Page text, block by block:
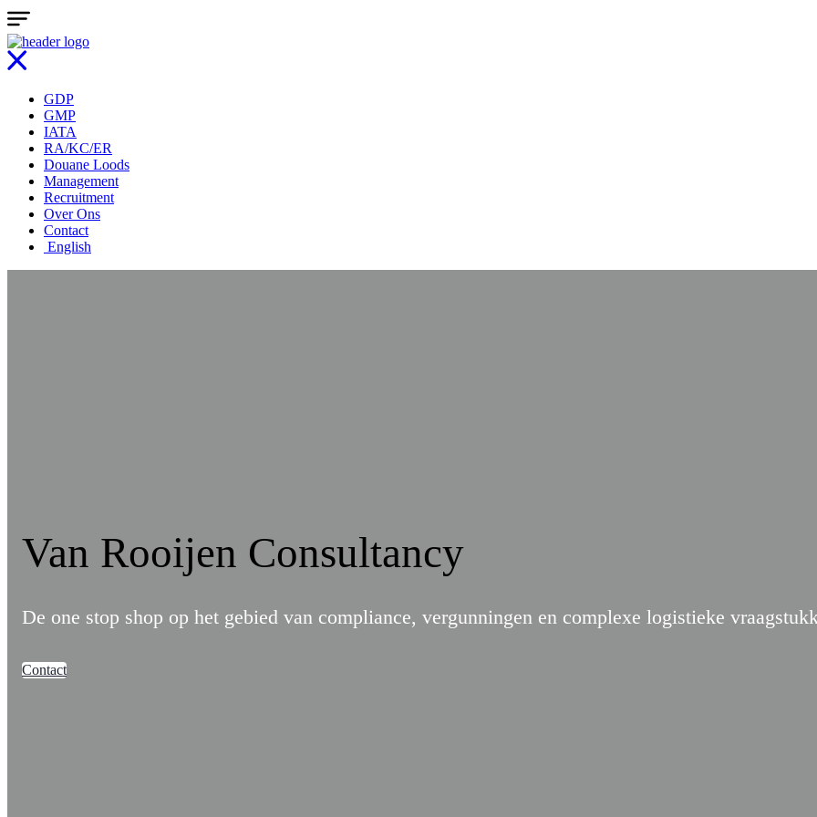
GDP
GMP
IATA
RA/KC/ER
Douane Loods
Management
Recruitment
Over Ons
Contact
English
Van Rooijen Consultancy
De one stop shop op het gebied van compliance, vergunningen en complexe logistieke
Contact